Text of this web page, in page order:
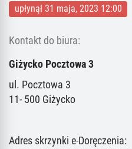
upłynął 31 maja, 2023 12:00
Kontakt do biura:
Giżycko Pocztowa 3
ul. Pocztowa 3
11- 500 Giżycko
Adres skrzynki e-Doręczenia: